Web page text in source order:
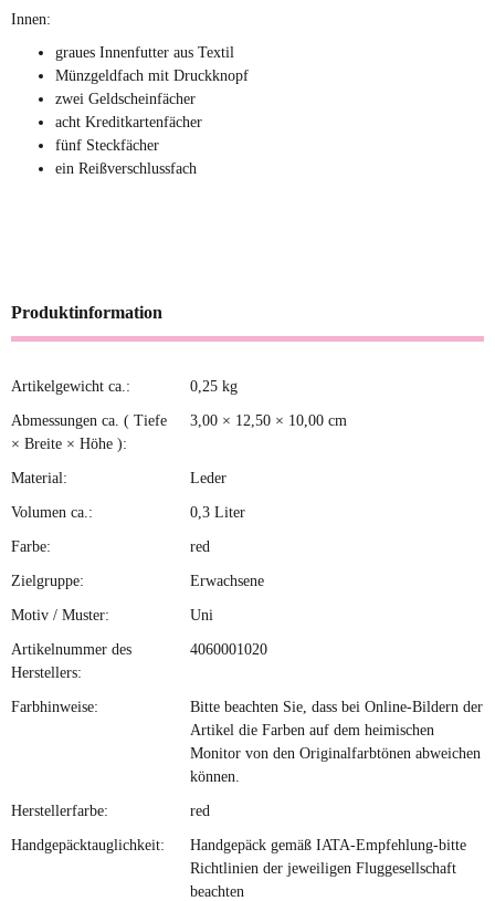
Innen:
graues Innenfutter aus Textil
Münzgeldfach mit Druckknopf
zwei Geldscheinfächer
acht Kreditkartenfächer
fünf Steckfächer
ein Reißverschlussfach
Produktinformation
Produkteigenschaft
Wert
Artikelgewicht ca.: 0,25 kg
Abmessungen ca. ( Tiefe
× Breite × Höhe ):
3,00 × 12,50 × 10,00 cm
Material: Leder
Volumen ca.: 0,3 Liter
Farbe: red
Zielgruppe: Erwachsene
Motiv / Muster: Uni
Artikelnummer des
Herstellers:
4060001020
Farbhinweise:
Bitte beachten Sie, dass bei Online-Bildern der
Artikel die Farben auf dem heimischen
Monitor von den Originalfarbtönen abweichen
können.
Herstellerfarbe: red
Handgepäcktauglichkeit:
Handgepäck gemäß IATA-Empfehlung-bitte
Richtlinien der jeweiligen Fluggesellschaft
beachten